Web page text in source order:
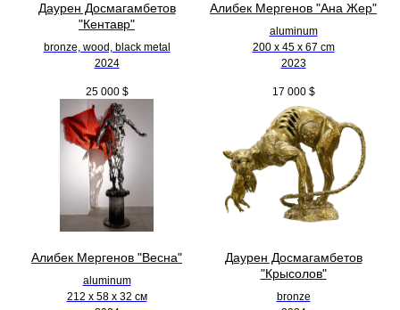
Даурен Досмагамбетов
"Кентавр"
bronze, wood, black metal
2024
25 000 $
Алибек Мергенов "Ана Жер"
aluminum
200 х 45 х 67 cm
2023
17 000 $
Алибек Мергенов "Весна"
aluminum
212 х 58 х 32 см
Даурен Досмагамбетов
"Крысолов"
bronze